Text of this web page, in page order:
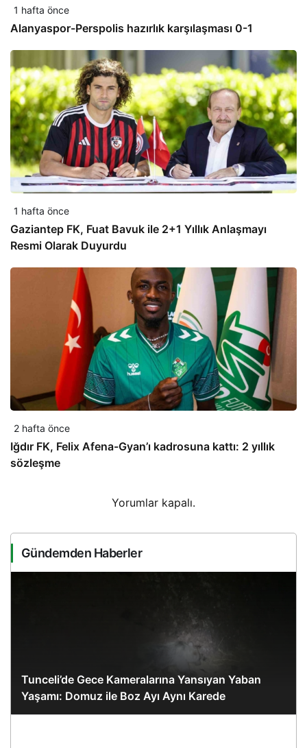
1 hafta önce
Alanyaspor-Perspolis hazırlık karşılaşması 0-1
1 hafta önce
Gaziantep FK, Fuat Bavuk ile 2+1 Yıllık Anlaşmayı
Resmi Olarak Duyurdu
2 hafta önce
Iğdır FK, Felix Afena-Gyan’ı kadrosuna kattı: 2 yıllık
sözleşme
Yorumlar kapalı.
Gündemden Haberler
Tunceli’de Gece Kameralarına Yansıyan Yaban
Yaşamı: Domuz ile Boz Ayı Aynı Karede